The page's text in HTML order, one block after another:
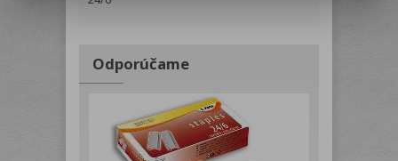
Odporúčame